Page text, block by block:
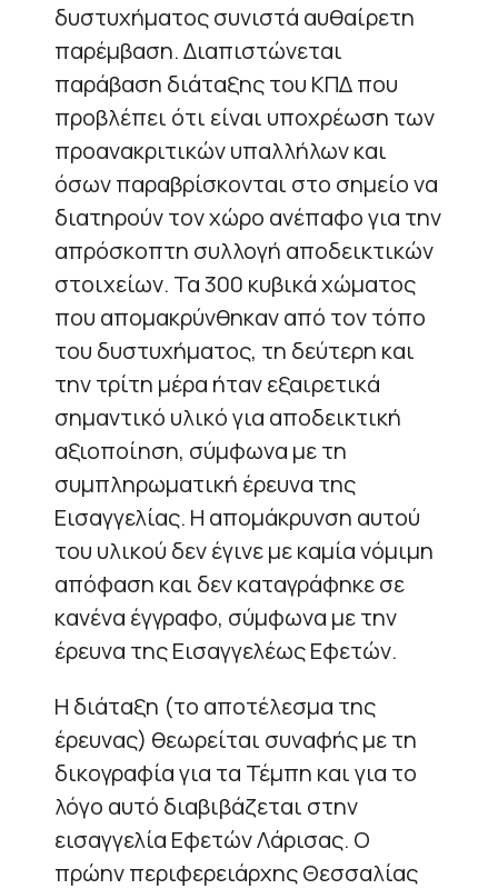
δυστυχήματος συνιστά αυθαίρετη
παρέμβαση. Διαπιστώνεται
παράβαση διάταξης του ΚΠΔ που
προβλέπει ότι είναι υποχρέωση των
προανακριτικών υπαλλήλων και
όσων παραβρίσκονται στο σημείο να
διατηρούν τον χώρο ανέπαφο για την
απρόσκοπτη συλλογή αποδεικτικών
στοιχείων. Τα 300 κυβικά χώματος
που απομακρύνθηκαν από τον τόπο
του δυστυχήματος, τη δεύτερη και
την τρίτη μέρα ήταν εξαιρετικά
σημαντικό υλικό για αποδεικτική
αξιοποίηση, σύμφωνα με τη
συμπληρωματική έρευνα της
Εισαγγελίας. Η απομάκρυνση αυτού
του υλικού δεν έγινε με καμία νόμιμη
απόφαση και δεν καταγράφηκε σε
κανένα έγγραφο, σύμφωνα με την
έρευνα της Εισαγγελέως Εφετών.
Η διάταξη (το αποτέλεσμα της
έρευνας) θεωρείται συναφής με τη
δικογραφία για τα Τέμπη και για το
λόγο αυτό διαβιβάζεται στην
εισαγγελία Εφετών Λάρισας. Ο
πρώην περιφερειάρχης Θεσσαλίας